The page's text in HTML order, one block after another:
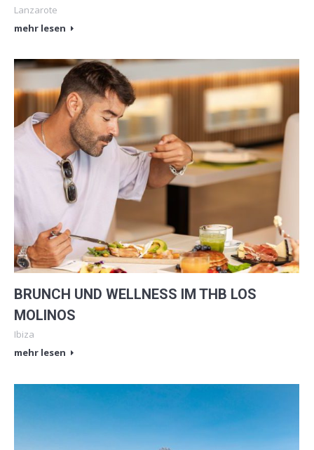
Lanzarote
mehr lesen
BRUNCH UND WELLNESS IM THB LOS
MOLINOS
Ibiza
mehr lesen